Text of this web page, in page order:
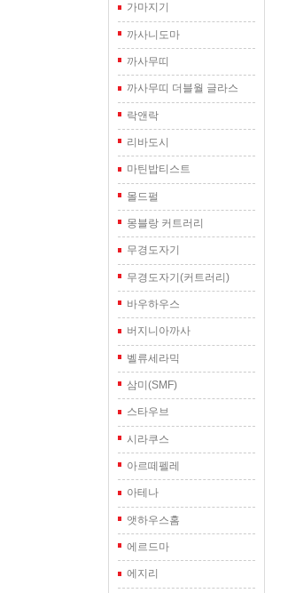
가마지기
까사니도마
까사무띠
까사무띠 더블월 글라스
락앤락
리바도시
마틴밥티스트
몰드펄
몽블랑 커트러리
무경도자기
무경도자기(커트러리)
바우하우스
버지니아까사
벨류세라믹
삼미(SMF)
스타우브
시라쿠스
아르떼펠레
아테나
앳하우스홈
에르드마
에지리